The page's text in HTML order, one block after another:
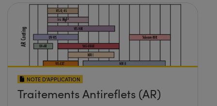
NOTE D’APPLICATION
Traitements Antireflets (AR)